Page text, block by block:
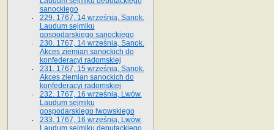
sanockiego
229. 1767, 14 września, Sanok.
Laudum sejmiku
gospodarskiego sanockiego
230. 1767, 14 września, Sanok.
Akces ziemian sanockich do
konfederacyi radomskiej
231. 1767, 15 września, Sanok.
Akces ziemian sanockich do
konfederacyi radomskiej
232. 1767, 16 września, Lwów.
Laudum sejmiku
gospodarskiego lwowskiego
233. 1767, 16 września, Lwów.
Laudum sejmiku deputackiego